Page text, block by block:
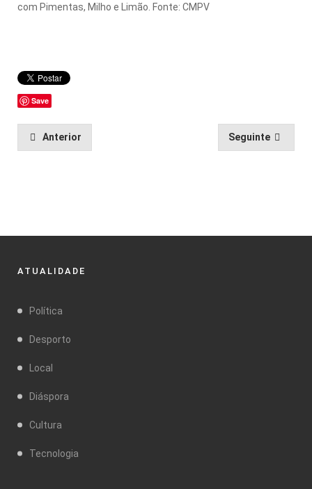
com Pimentas, Milho e Limão. Fonte: CMPV
Save
Anterior Seguinte
ATUALIDADE
Política
Desporto
Local
Diáspora
Cultura
Tecnologia